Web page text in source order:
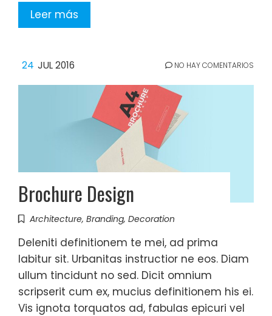
Leer más
24 JUL 2016 NO HAY COMENTARIOS
Brochure Design
Architecture, Branding, Decoration
Deleniti definitionem te mei, ad prima
labitur sit. Urbanitas instructior ne eos. Diam
ullum tincidunt no sed. Dicit omnium
scripserit cum ex, mucius definitionem his ei.
Vis ignota torquatos ad, fabulas epicuri vel